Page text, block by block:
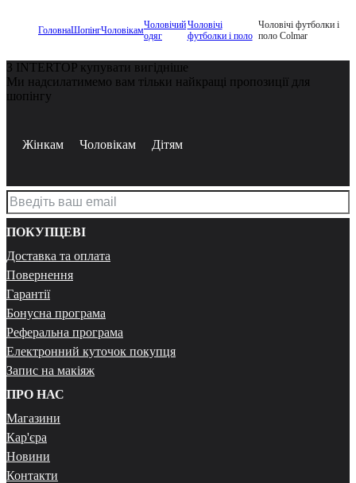
ГоловнаШопінгЧоловікамЧоловічий
одяг
Чоловічі
футболки і поло
Чоловічі футболки і
поло Colmar
З INTERTOP купувати вигідніше
Ми надсилатимемо вам тільки найкращі пропозиції для
шопінгу
Жінкам Чоловікам Дітям
ПОКУПЦЕВІ
Доставка та оплата
Повернення
Гарантії
Бонусна програма
Реферальна програма
Електронний куточок покупця
Запис на макіяж
ПРО НАС
Магазини
Кар'єра
Новини
Контакти